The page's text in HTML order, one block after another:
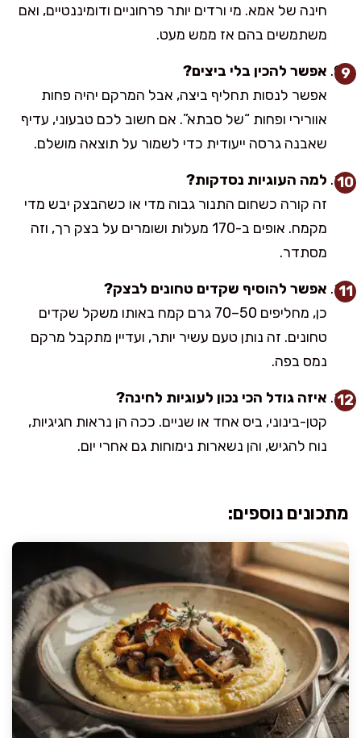
חינה של אמא. מי ורדים יותר פרחוניים ודומיננטיים, ואם
משתמשים בהם אז ממש מעט.
אפשר להכין בלי ביצים?
אפשר לנסות תחליף ביצה, אבל המרקם יהיה פחות
אוורירי ופחות “של סבתא”. אם חשוב לכם טבעוני, עדיף
שאבנה גרסה ייעודית כדי לשמור על תוצאה מושלם.
למה העוגיות נסדקות?
זה קורה כשחום התנור גבוה מדי או כשהבצק יבש מדי
מקמח. אופים ב-170 מעלות ושומרים על בצק רך, וזה
מסתדר.
אפשר להוסיף שקדים טחונים לבצק?
כן, מחליפים 50–70 גרם קמח באותו משקל שקדים
טחונים. זה נותן טעם עשיר יותר, ועדיין מתקבל מרקם
נמס בפה.
איזה גודל הכי נכון לעוגיות לחינה?
קטן-בינוני, ביס אחד או שניים. ככה הן נראות חגיגיות,
נוח להגיש, והן נשארות נימוחות גם אחרי יום.
מתכונים נוספים: